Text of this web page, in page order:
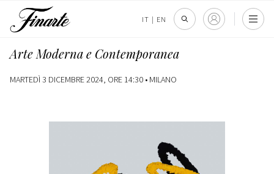
IT | EN
Arte Moderna e Contemporanea
MARTEDÌ 3 DICEMBRE 2024, ORE 14:30 • MILANO